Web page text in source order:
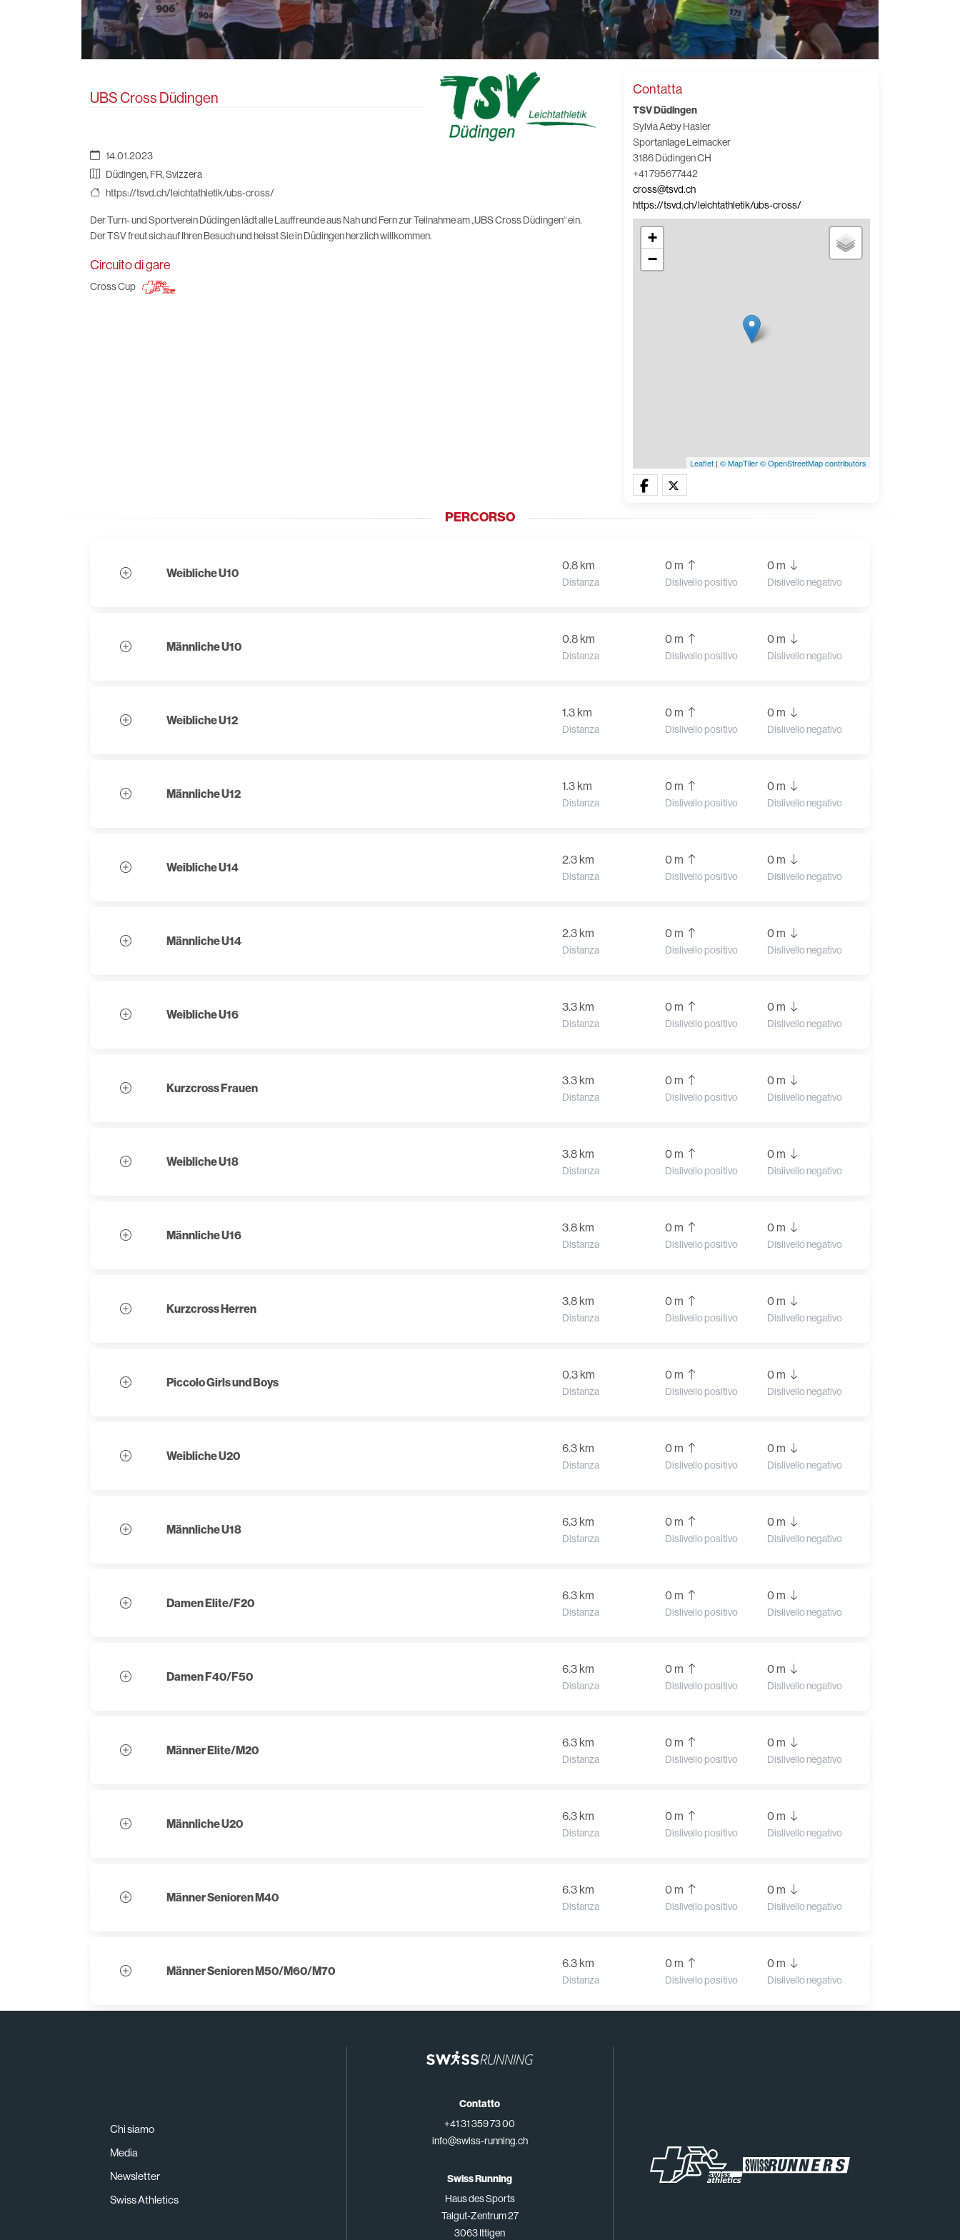
UBS Cross Düdingen
14.01.2023
Düdingen, FR, Svizzera
https://tsvd.ch/leichtathletik/ubs-cross/
Der Turn- und Sportverein Düdingen lädt alle Lauffreunde aus Nah und Fern zur Teilnahme am „UBS Cross Düdingen“ ein.
Der TSV freut sich auf Ihren Besuch und heisst Sie in Düdingen herzlich willkommen.
Circuito di gare
Cross Cup
Contatta
TSV Düdingen
Sylvia Aeby Hasler
Sportanlage Leimacker
3186 Düdingen CH
+41 795677442
cross@tsvd.ch
https://tsvd.ch/leichtathletik/ubs-cross/
+
−
Leaflet | © MapTiler© OpenStreetMap contributors
PERCORSO
Weibliche U10
0.8 km
Distanza
0 m
Dislivello positivo
0 m
Dislivello negativo
Männliche U10
0.8 km
Distanza
0 m
Dislivello positivo
0 m
Dislivello negativo
Weibliche U12
1.3 km
Distanza
0 m
Dislivello positivo
0 m
Dislivello negativo
Männliche U12
1.3 km
Distanza
0 m
Dislivello positivo
0 m
Dislivello negativo
Weibliche U14
2.3 km
Distanza
0 m
Dislivello positivo
0 m
Dislivello negativo
Männliche U14
2.3 km
Distanza
0 m
Dislivello positivo
0 m
Dislivello negativo
Weibliche U16
3.3 km
Distanza
0 m
Dislivello positivo
0 m
Dislivello negativo
Kurzcross Frauen
3.3 km
Distanza
0 m
Dislivello positivo
0 m
Dislivello negativo
Weibliche U18
3.8 km
Distanza
0 m
Dislivello positivo
0 m
Dislivello negativo
Männliche U16
3.8 km
Distanza
0 m
Dislivello positivo
0 m
Dislivello negativo
Kurzcross Herren
3.8 km
Distanza
0 m
Dislivello positivo
0 m
Dislivello negativo
Piccolo Girls und Boys
0.3 km
Distanza
0 m
Dislivello positivo
0 m
Dislivello negativo
Weibliche U20
6.3 km
Distanza
0 m
Dislivello positivo
0 m
Dislivello negativo
Männliche U18
6.3 km
Distanza
0 m
Dislivello positivo
0 m
Dislivello negativo
Damen Elite/F20
6.3 km
Distanza
0 m
Dislivello positivo
0 m
Dislivello negativo
Damen F40/F50
6.3 km
Distanza
0 m
Dislivello positivo
0 m
Dislivello negativo
Männer Elite/M20
6.3 km
Distanza
0 m
Dislivello positivo
0 m
Dislivello negativo
Männliche U20
6.3 km
Distanza
0 m
Dislivello positivo
0 m
Dislivello negativo
Männer Senioren M40
6.3 km
Distanza
0 m
Dislivello positivo
0 m
Dislivello negativo
Männer Senioren M50/M60/M70
6.3 km
Distanza
0 m
Dislivello positivo
0 m
Dislivello negativo
Chi siamo
Media
Newsletter
Swiss Athletics
Contatto
+41 31 359 73 00
info@swiss-running.ch
Swiss Running
Haus des Sports
Talgut-Zentrum 27
3063 Ittigen